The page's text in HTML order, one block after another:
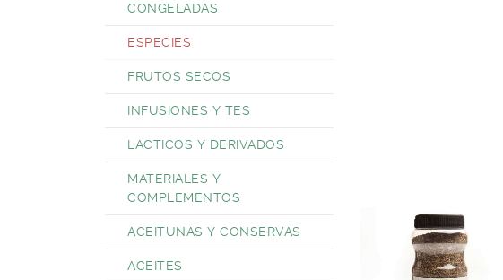
CONGELADAS
ESPECIES
FRUTOS SECOS
INFUSIONES Y TES
LACTICOS Y DERIVADOS
MATERIALES Y
COMPLEMENTOS
ACEITUNAS Y CONSERVAS
ACEITES